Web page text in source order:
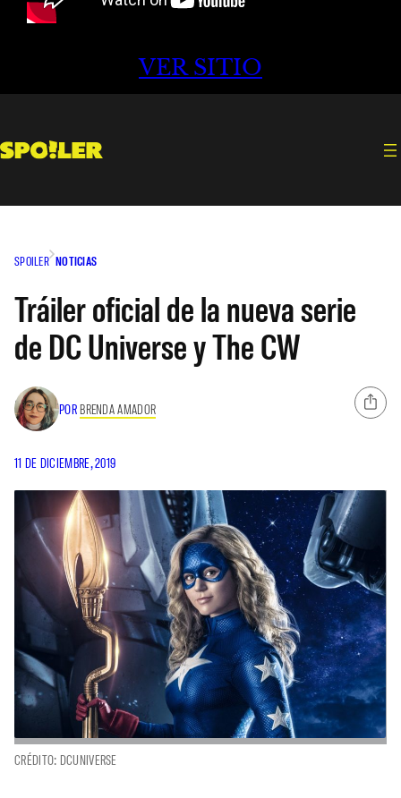
VER SITIO
SPOILER NOTICIAS
Tráiler oficial de la nueva serie
de DC Universe y The CW
POR BRENDA AMADOR
11 DE DICIEMBRE, 2019
CRÉDITO: DCUNIVERSE